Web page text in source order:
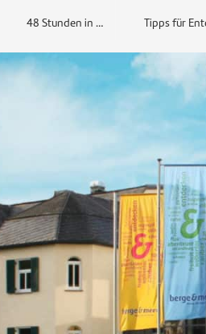
48 Stunden in … Tipps für